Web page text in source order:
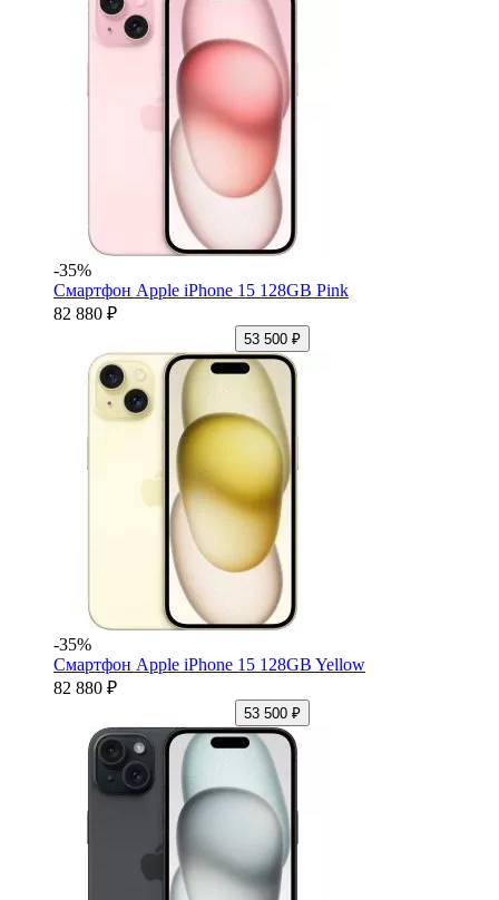
-35%
Смартфон Apple iPhone 15 128GB Pink
82 880 ₽
53 500 ₽
-35%
Смартфон Apple iPhone 15 128GB Yellow
82 880 ₽
53 500 ₽